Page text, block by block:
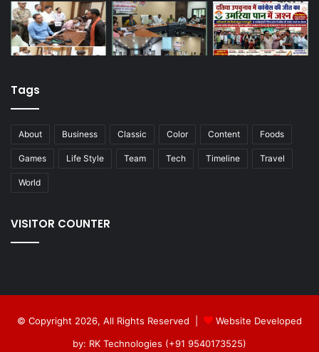
Tags
About Business Classic Color Content Foods
Games Life Style Team Tech Timeline Travel
World
VISITOR COUNTER
© Copyright 2026, All Rights Reserved |
Website Developed
by: RK Technologies (+91 9540173525)